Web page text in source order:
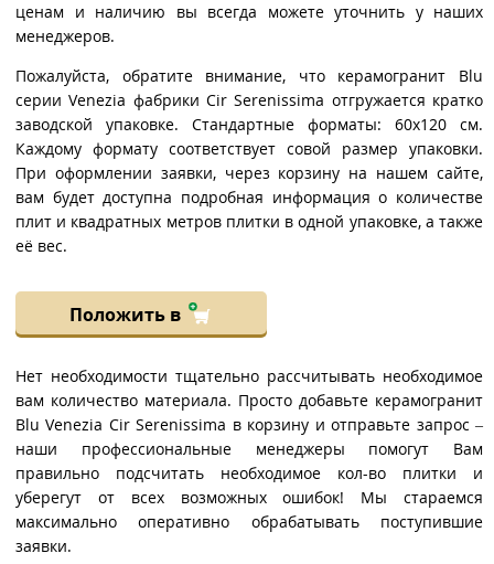
ценам и наличию вы всегда можете уточнить у наших
менеджеров.
Пожалуйста, обратите внимание, что керамогранит Blu
серии Venezia фабрики Cir Serenissima отгружается кратко
заводской упаковке. Стандартные форматы: 60x120 см.
Каждому формату соответствует совой размер упаковки.
При оформлении заявки, через корзину на нашем сайте,
вам будет доступна подробная информация о количестве
плит и квадратных метров плитки в одной упаковке, а также
её вес.
Положить в
Нет необходимости тщательно рассчитывать необходимое
вам количество материала. Просто добавьте керамогранит
Blu Venezia Cir Serenissima в корзину и отправьте запрос –
наши профессиональные менеджеры помогут Вам
правильно подсчитать необходимое кол-во плитки и
уберегут от всех возможных ошибок! Мы стараемся
максимально оперативно обрабатывать поступившие
заявки.